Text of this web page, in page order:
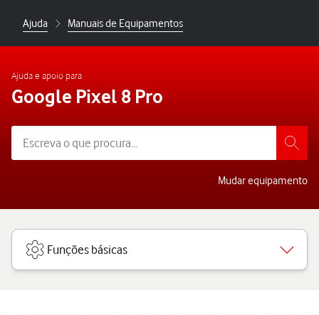
Ajuda Manuais de Equipamentos
Ajuda e apoio para
Google Pixel 8 Pro
Mudar equipamento
Funções básicas